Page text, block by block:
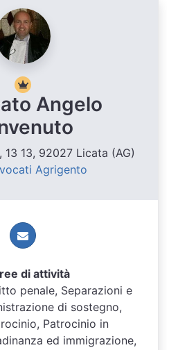
Angelo
13 13, 92027 Licata (AG)
Agrigento
di attività
penale, Separazioni e
di sostegno,
Patrocinio in
ed immigrazione,